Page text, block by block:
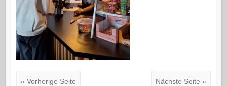
« Vorherige Seite Nächste Seite »